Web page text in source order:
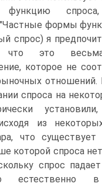
функцию спроса,
формы
спрос) я
что это
которое не
отношений.
спроса на
из
что существует
которой спроса
спрос
естественно